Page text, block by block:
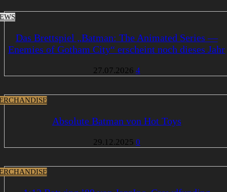
Das Brettspiel „Batman: The Animated Series —
Enemies of Gotham City“ erscheint noch dieses Jahr
27.07.2026 4
Absolute Batman von Hot Toys
29.12.2025 0